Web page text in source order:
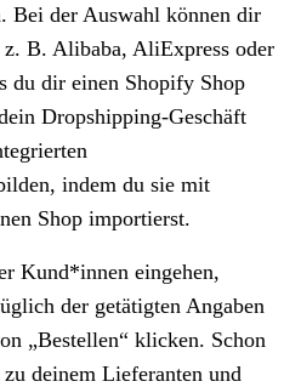
Bei der Auswahl können dir
B. Alibaba, AliExpress oder
du dir einen Shopify Shop
Dropshipping-Geschäft
indem du sie mit
Shop importierst.
Kund*innen eingehen,
der getätigten Angaben
„Bestellen“ klicken. Schon
deinem Lieferanten und